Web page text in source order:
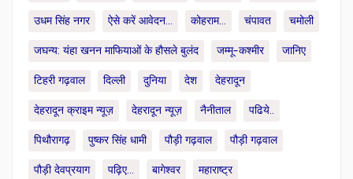
उधम सिंह नगर ऐसे करें आवेदन... कोहराम... चंपावत चमोली
जघन्य: यंहा खनन माफियाओं के हौसले बुलंद जम्मू-कश्मीर जानिए
टिहरी गढ़वाल दिल्ली दुनिया देश देहरादून
देहरादून क्राइम न्यूज़ देहरादून न्यूज़ नैनीताल पढिये..
पिथौरागढ़ पुष्कर सिंह धामी पौड़ी गढ़वाल पौड़ी गढ़वाल
पौड़ी देवप्रयाग पढ़िए... बागेश्वर महाराष्ट्र